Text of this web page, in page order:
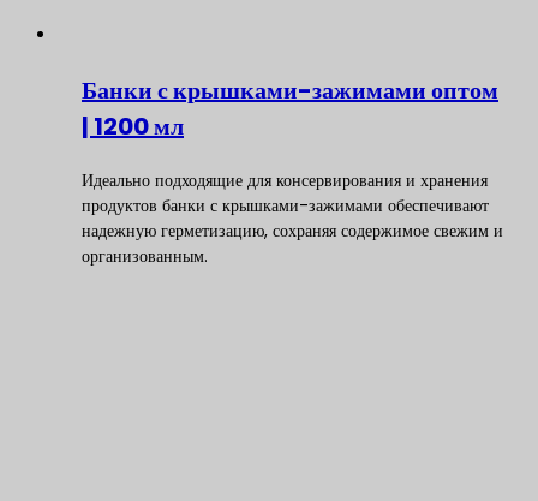
Банки с крышками-зажимами оптом
| 1200 мл
Идеально подходящие для консервирования и хранения
продуктов банки с крышками-зажимами обеспечивают
надежную герметизацию, сохраняя содержимое свежим и
организованным.